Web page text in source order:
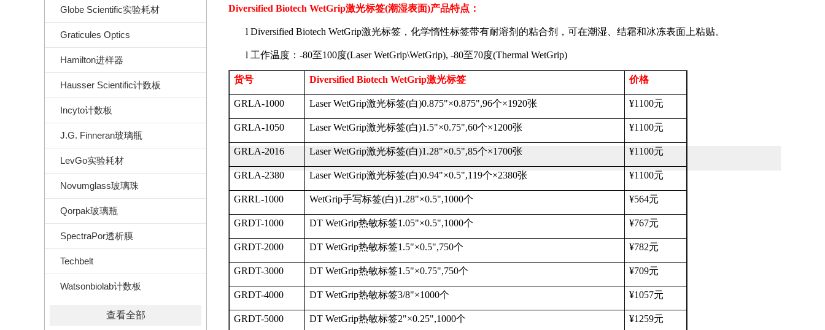
Globe Scientific实验耗材
Graticules Optics
Hamilton进样器
Hausser Scientific计数板
Incyto计数板
J.G. Finneran玻璃瓶
LevGo实验耗材
Novumglass玻璃珠
Qorpak玻璃瓶
SpectraPor透析膜
Techbelt
Watsonbiolab计数板
查看全部
Diversified Biotech WetGrip激光标签(潮湿表面)产品特点：
l Diversified Biotech WetGrip激光标签，化学惰性标签带有耐溶剂的粘合剂，可在潮湿、结霜和冰冻表面上粘贴。
l 工作温度： -80至100度(Laser WetGrip\WetGrip), -80至70度(Thermal WetGrip)
货号 Diversified Biotech WetGrip激光标签 价格
GRLA-1000 Laser WetGrip激光标签(白)0.875"×0.875",96个×1920张 ¥1100元
GRLA-1050 Laser WetGrip激光标签(白)1.5"×0.75",60个×1200张 ¥1100元
GRLA-2016 Laser WetGrip激光标签(白)1.28"×0.5",85个×1700张 ¥1100元
GRLA-2380 Laser WetGrip激光标签(白)0.94"×0.5",119个×2380张 ¥1100元
GRRL-1000 WetGrip手写标签(白)1.28"×0.5",1000个 ¥564元
GRDT-1000 DT WetGrip热敏标签1.05"×0.5",1000个 ¥767元
GRDT-2000 DT WetGrip热敏标签1.5"×0.5",750个 ¥782元
GRDT-3000 DT WetGrip热敏标签1.5"×0.75",750个 ¥709元
GRDT-4000 DT WetGrip热敏标签3/8"×1000个 ¥1057元
GRDT-5000 DT WetGrip热敏标签2"×0.25",1000个 ¥1259元